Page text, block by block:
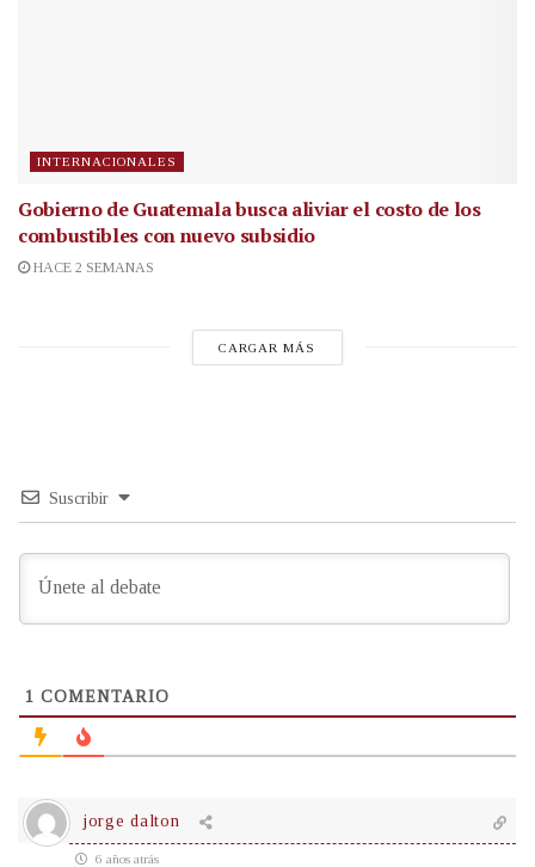
INTERNACIONALES
Gobierno de Guatemala busca aliviar el costo de los
combustibles con nuevo subsidio
HACE 2 SEMANAS
CARGAR MÁS
Suscribir
1 COMENTARIO
jorge dalton
6 años atrás